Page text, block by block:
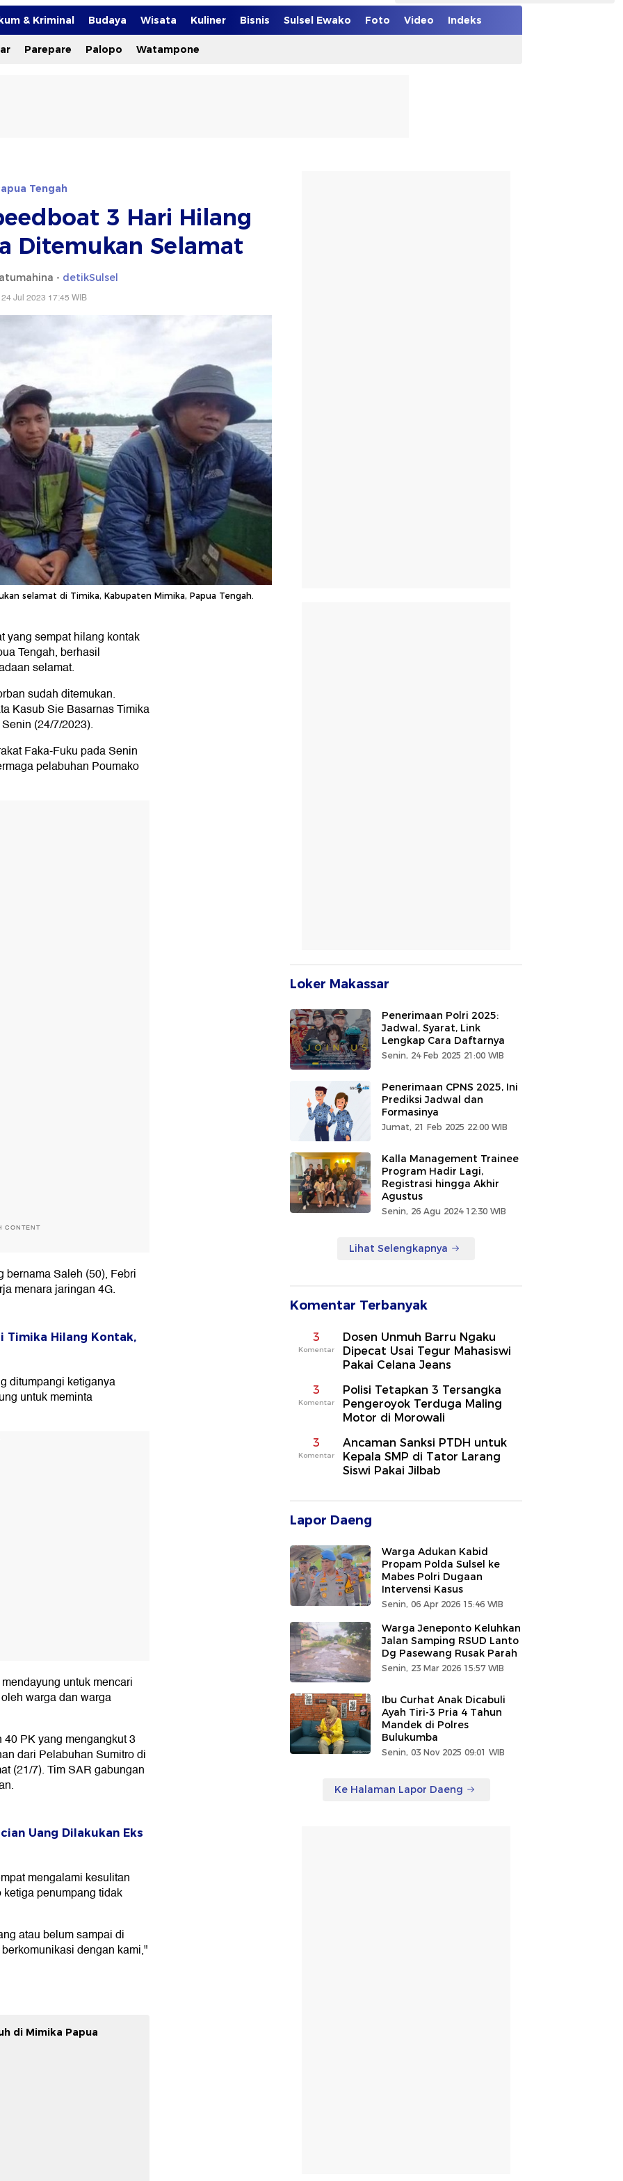
& Kriminal Budaya Wisata Kuliner Bisnis Sulsel Ewako Foto Video Indeks
Parepare Palopo Watampone
Tengah
3 Hari Hilang
Ditemukan Selamat
- detikSulsel
Jul 2023 17:45 WIB
selamat di Timika, Kabupaten Mimika, Papua Tengah.
yang sempat hilang kontak
Tengah, berhasil
selamat.
sudah ditemukan.
Kasub Sie Basarnas Timika
(24/7/2023).
Faka-Fuku pada Senin
pelabuhan Poumako
CONTENT
bernama Saleh (50), Febri
menara jaringan 4G.
Timika Hilang Kontak,
ditumpangi ketiganya
untuk meminta
untuk mencari
warga dan warga
PK yang mengangkut 3
dari Pelabuhan Sumitro di
(21/7). Tim SAR gabungan
Uang Dilakukan Eks
mengalami kesulitan
penumpang tidak
atau belum sampai di
dengan kami,"
di Mimika Papua
Loker Makassar
Penerimaan Polri 2025:
Jadwal, Syarat, Link
Lengkap Cara Daftarnya
Senin, 24 Feb 2025 21:00 WIB
Penerimaan CPNS 2025, Ini
Prediksi Jadwal dan
Formasinya
Jumat, 21 Feb 2025 22:00 WIB
Kalla Management Trainee
Program Hadir Lagi,
Registrasi hingga Akhir
Agustus
Senin, 26 Agu 2024 12:30 WIB
Lihat Selengkapnya
Komentar Terbanyak
3
Komentar
Dosen Unmuh Barru Ngaku
Dipecat Usai Tegur Mahasiswi
Pakai Celana Jeans
3
Komentar
Polisi Tetapkan 3 Tersangka
Pengeroyok Terduga Maling
Motor di Morowali
3
Komentar
Ancaman Sanksi PTDH untuk
Kepala SMP di Tator Larang
Siswi Pakai Jilbab
Lapor Daeng
Warga Adukan Kabid
Propam Polda Sulsel ke
Mabes Polri Dugaan
Intervensi Kasus
Senin, 06 Apr 2026 15:46 WIB
Warga Jeneponto Keluhkan
Jalan Samping RSUD Lanto
Dg Pasewang Rusak Parah
Senin, 23 Mar 2026 15:57 WIB
Ibu Curhat Anak Dicabuli
Ayah Tiri-3 Pria 4 Tahun
Mandek di Polres
Bulukumba
Senin, 03 Nov 2025 09:01 WIB
Ke Halaman Lapor Daeng